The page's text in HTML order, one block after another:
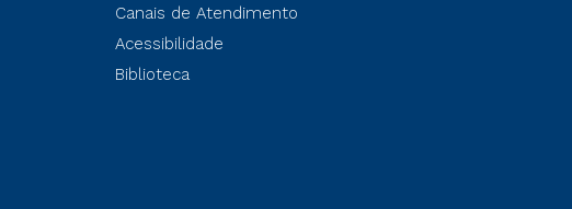
Canais de Atendimento
Acessibilidade
Biblioteca